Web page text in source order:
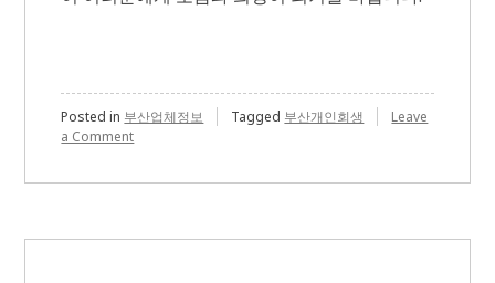
Posted in 부산업체정보 Tagged 부산개인회생
Leave
a Commenton
파